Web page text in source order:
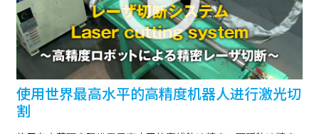
使用世界最高水平的高精度机器人进行激光切
割